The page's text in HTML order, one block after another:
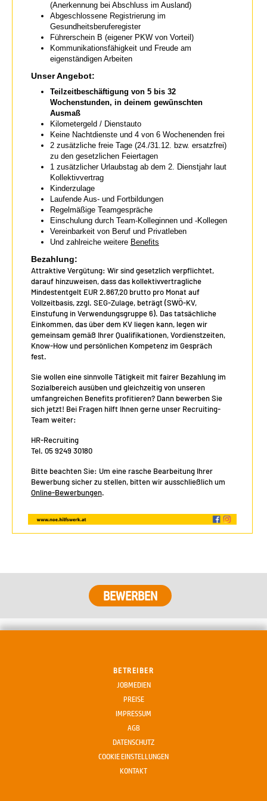
(Anerkennung bei Abschluss im Ausland)
Abgeschlossene Registrierung im
Gesundheitsberuferegister
Führerschein B (eigener PKW von Vorteil)
Kommunikationsfähigkeit und Freude am
eigenständigen Arbeiten
Unser Angebot:
Teilzeitbeschäftigung von 5 bis 32
Wochenstunden, in deinem gewünschten
Ausmaß
Kilometergeld / Dienstauto
Keine Nachtdienste und 4 von 6 Wochenenden frei
2 zusätzliche freie Tage (24./31.12. bzw. ersatzfrei)
zu den gesetzlichen Feiertagen
1 zusätzlicher Urlaubstag ab dem 2. Dienstjahr laut
Kollektivvertrag
Kinderzulage
Laufende Aus- und Fortbildungen
Regelmäßige Teamgespräche
Einschulung durch Team-Kolleginnen und -Kollegen
Vereinbarkeit von Beruf und Privatleben
Und zahlreiche weitere Benefits
Bezahlung:
Attraktive Vergütung: Wir sind gesetzlich verpflichtet,
darauf hinzuweisen, dass das kollektivvertragliche
Mindestentgelt EUR 2.867,20 brutto pro Monat auf
Vollzeitbasis, zzgl. SEG-Zulage, beträgt (SWÖ-KV,
Einstufung in Verwendungsgruppe 6). Das tatsächliche
Einkommen, das über dem KV liegen kann, legen wir
gemeinsam gemäß Ihrer Qualifikationen, Vordienstzeiten,
Know-How und persönlichen Kompetenz im Gespräch
fest.
Sie wollen eine sinnvolle Tätigkeit mit fairer Bezahlung im
Sozialbereich ausüben und gleichzeitig von unseren
umfangreichen Benefits profitieren? Dann bewerben Sie
sich jetzt! Bei Fragen hilft Ihnen gerne unser Recruiting-
Team weiter:
HR-Recruiting
Tel. 05 9249 30180
Bitte beachten Sie: Um eine rasche Bearbeitung Ihrer
Bewerbung sicher zu stellen, bitten wir ausschließlich um
Online-Bewerbungen.
BETREIBER
JOBMEDIEN
PREISE
IMPRESSUM
AGB
DATENSCHUTZ
COOKIE EINSTELLUNGEN
KONTAKT